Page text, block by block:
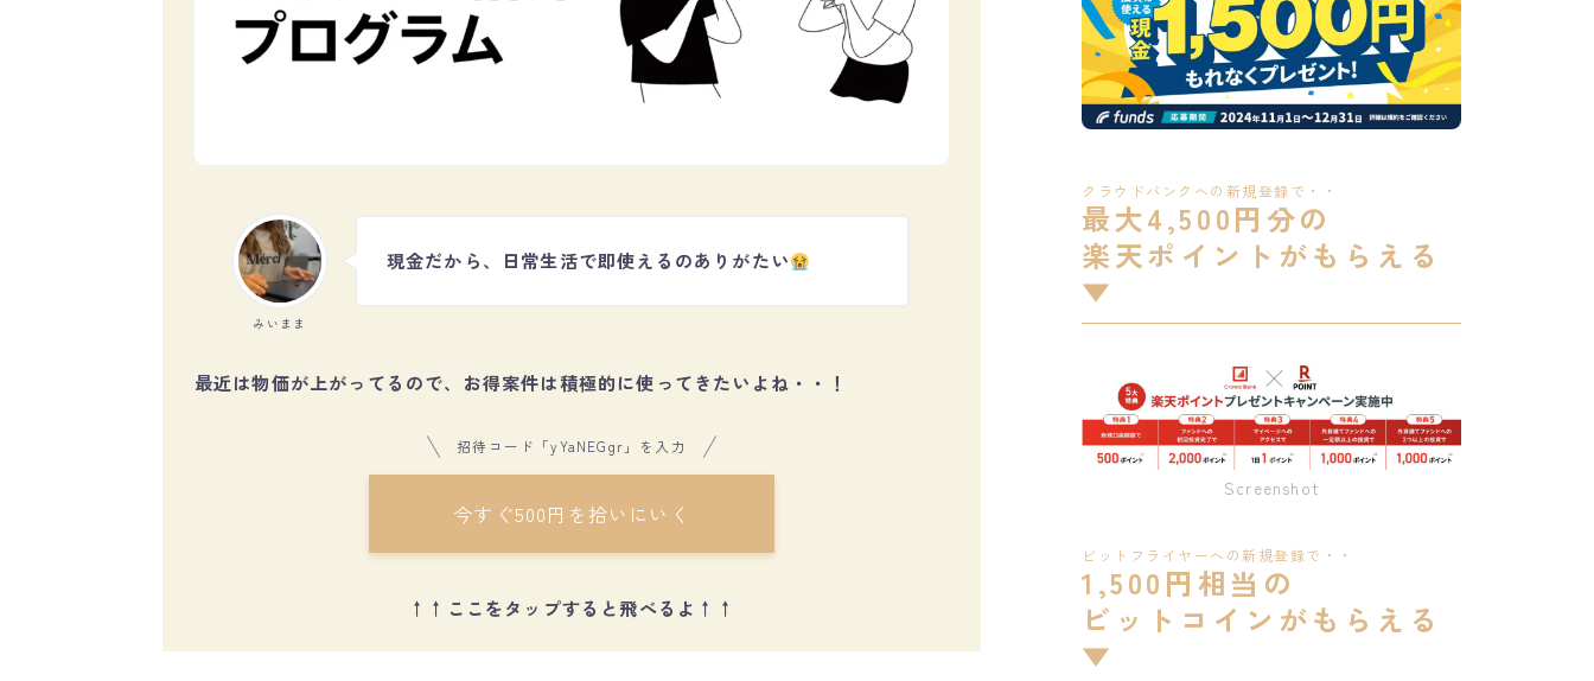
みいまま
現金だから、日常生活で即使えるのありがたい
最近は物価が上がってるので、お得案件は積極的に使ってきたいよね・・！
招待コード「yYaNEGgr」を入力
今すぐ500円を拾いにいく
↑↑ここをタップすると飛べるよ↑ ↑
クラウドバンクへの新規登録で・・
最大4,500円分の
楽天ポイントがもらえる
▼
Screenshot
ビットフライヤーへの新規登録で・・
1,500円相当の
ビットコインがもらえる
▼